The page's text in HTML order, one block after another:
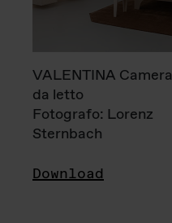
VALENTINA Camera
da letto
Fotografo: Lorenz
Sternbach
Download